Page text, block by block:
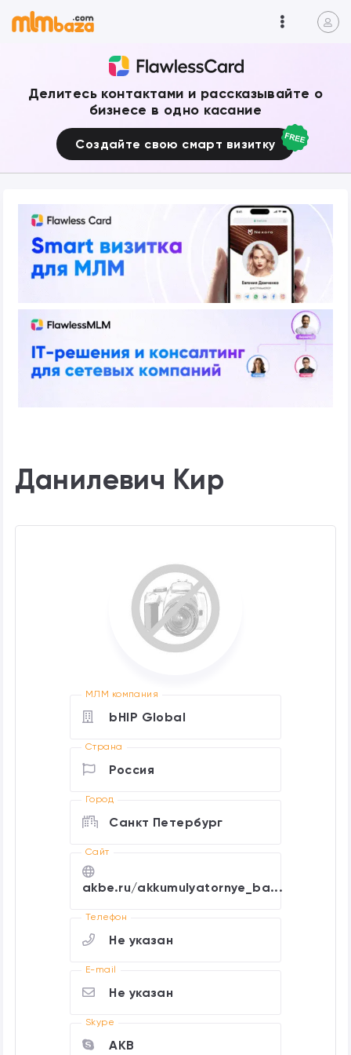
Делитесь контактами и рассказывайте о
бизнесе в одно касание
Создайте свою смарт визитку
Данилевич Кир
МЛМ компания
bHIP Global
Страна
Россия
Город
Санкт Петербург
Cайт
akbe.ru/akkumulyatornye_ba...
Телефон
Не указан
E-mail
Не указан
Skype
AKB